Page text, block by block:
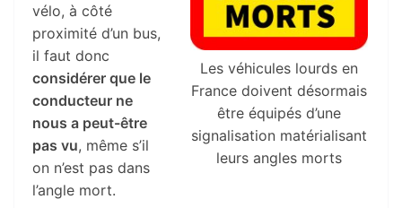
Les véhicules lourds en
France doivent désormais
être équipés d’une
signalisation matérialisant
leurs angles morts
vélo, à côté
proximité d’un bus,
il faut donc
considérer que le
conducteur ne
nous a peut-être
pas vu, même s’il
on n’est pas dans
l’angle mort.